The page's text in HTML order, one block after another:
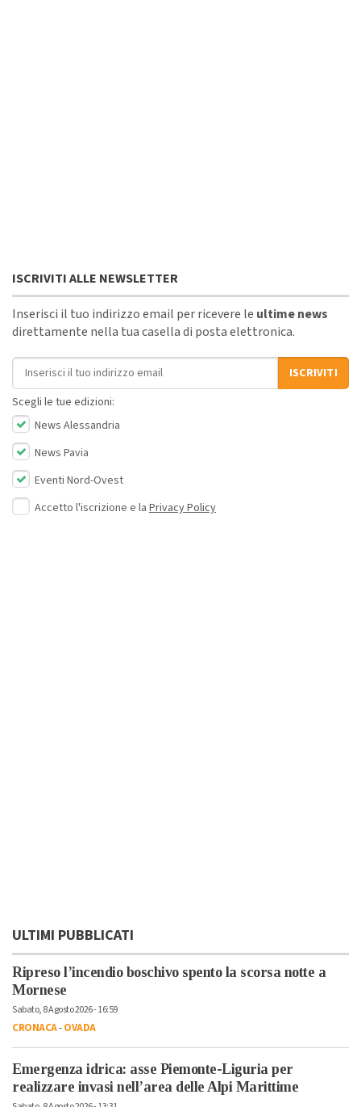
ISCRIVITI ALLE NEWSLETTER
Inserisci il tuo indirizzo email per ricevere le ultime news
direttamente nella tua casella di posta elettronica.
Indirizzo email
ISCRIVITI
Scegli le tue edizioni:
News Alessandria
News Pavia
Eventi Nord-Ovest
Accetto l'iscrizione e la Privacy Policy
ULTIMI PUBBLICATI
Ripreso l’incendio boschivo spento la scorsa notte a
Mornese
Sabato, 8 Agosto 2026 - 16:59
CRONACA-OVADA
Emergenza idrica: asse Piemonte-Liguria per
realizzare invasi nell’area delle Alpi Marittime